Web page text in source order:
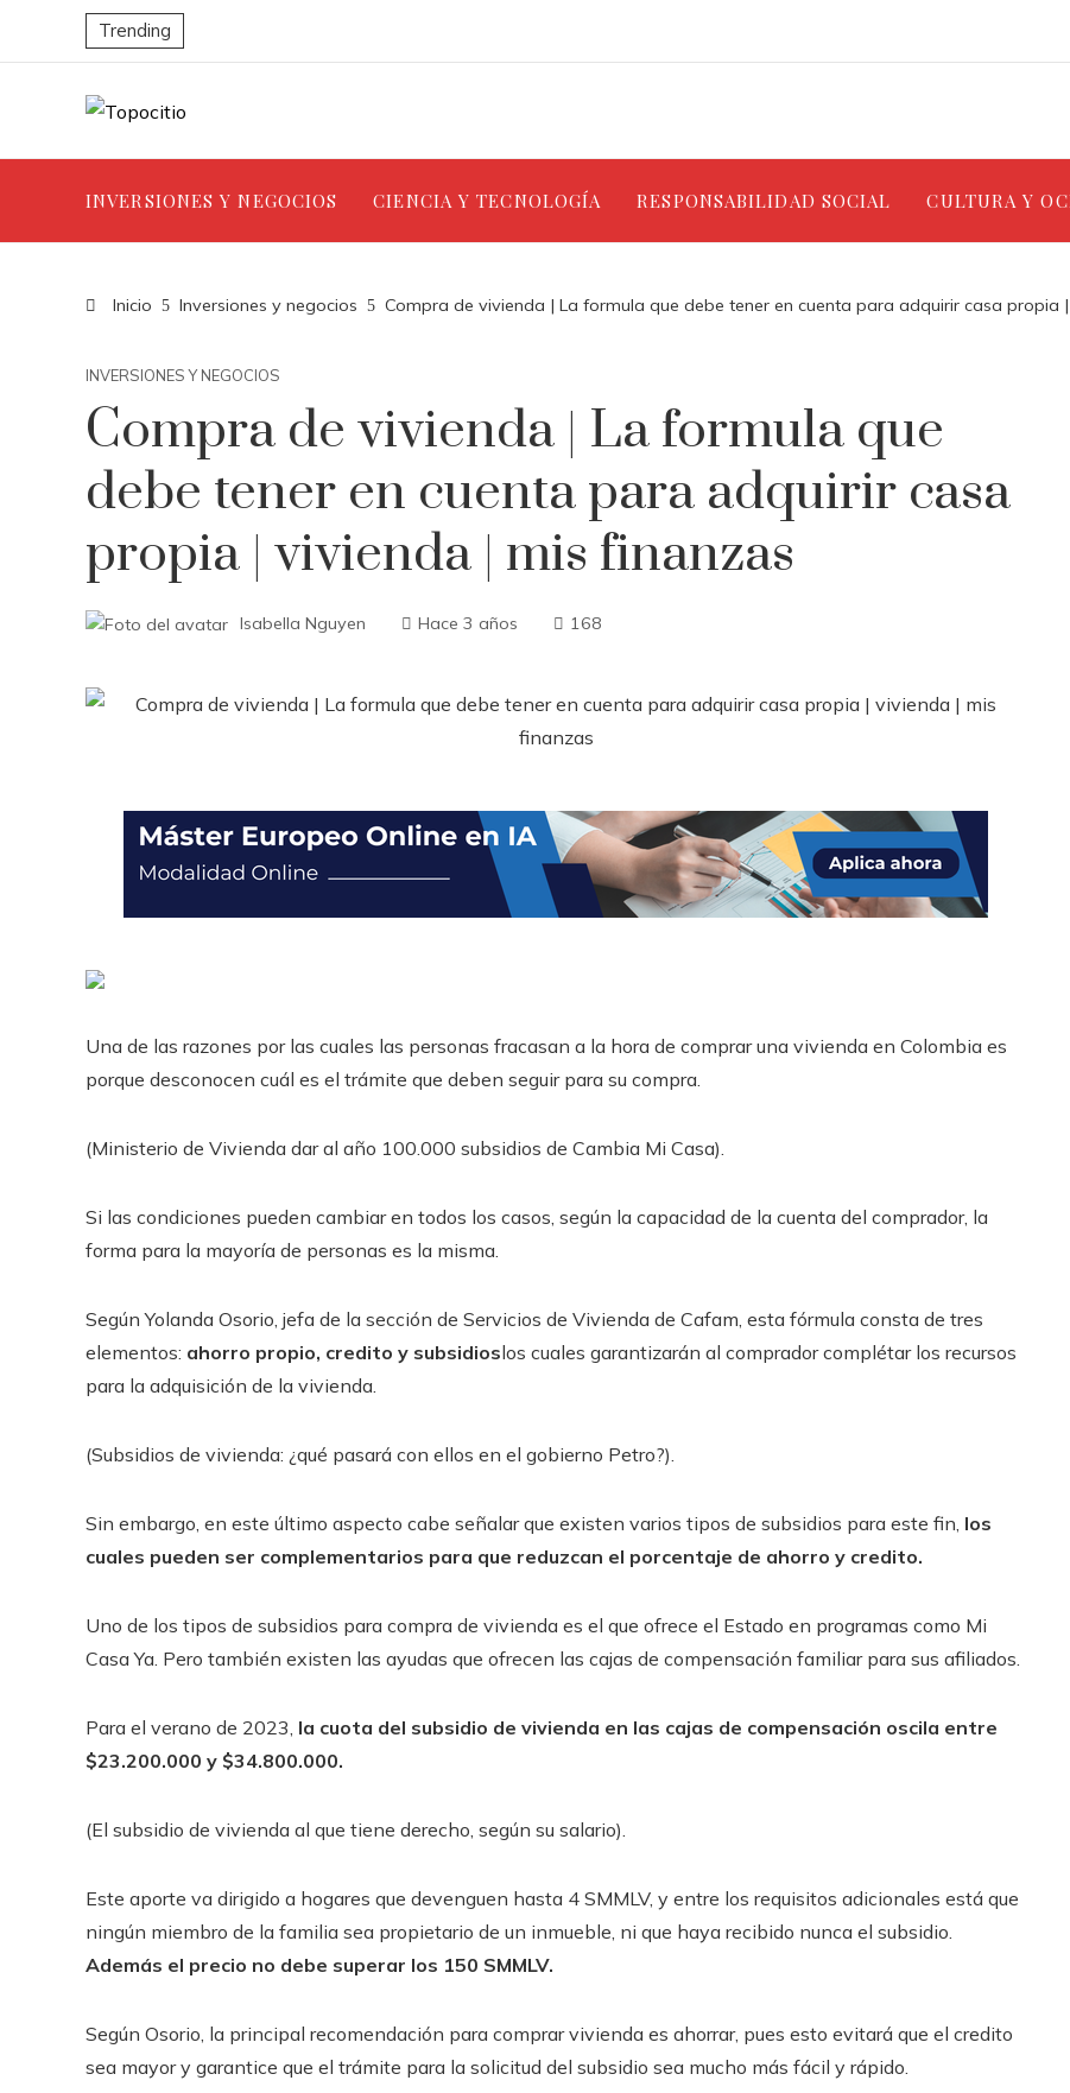
Trending
INVERSIONES Y NEGOCIOS CIENCIA Y TECNOLOGÍA RESPONSABILIDAD SOCIAL CULTURA Y
Inicio Inversiones y negocios Compra de vivienda | La formula que debe tener en cuenta para adquirir casa propia
INVERSIONES Y NEGOCIOS
Compra de vivienda | La formula que
debe tener en cuenta para adquirir casa
propia | vivienda | mis finanzas
Isabella Nguyen Hace 3 años 168
Una de las razones por las cuales las personas fracasan a la hora de comprar una vivienda en Colombia es
porque desconocen cuál es el trámite que deben seguir para su compra.
(Ministerio de Vivienda dar al año 100.000 subsidios de Cambia Mi Casa).
Si las condiciones pueden cambiar en todos los casos, según la capacidad de la cuenta del comprador, la
forma para la mayoría de personas es la misma.
Según Yolanda Osorio, jefa de la sección de Servicios de Vivienda de Cafam, esta fórmula consta de tres
elementos: ahorro propio, credito y subsidioslos cuales garantizarán al comprador complétar los recursos
para la adquisición de la vivienda.
(Subsidios de vivienda: ¿qué pasará con ellos en el gobierno Petro?).
Sin embargo, en este último aspecto cabe señalar que existen varios tipos de subsidios para este fin, los
cuales pueden ser complementarios para que reduzcan el porcentaje de ahorro y credito.
Uno de los tipos de subsidios para compra de vivienda es el que ofrece el Estado en programas como Mi
Casa Ya. Pero también existen las ayudas que ofrecen las cajas de compensación familiar para sus afiliados.
Para el verano de 2023, la cuota del subsidio de vivienda en las cajas de compensación oscila entre
$23.200.000 y $34.800.000.
(El subsidio de vivienda al que tiene derecho, según su salario).
Este aporte va dirigido a hogares que devenguen hasta 4 SMMLV, y entre los requisitos adicionales está que
ningún miembro de la familia sea propietario de un inmueble, ni que haya recibido nunca el subsidio.
Además el precio no debe superar los 150 SMMLV.
Según Osorio, la principal recomendación para comprar vivienda es ahorrar, pues esto evitará que el credito
sea mayor y garantice que el trámite para la solicitud del subsidio sea mucho más fácil y rápido.